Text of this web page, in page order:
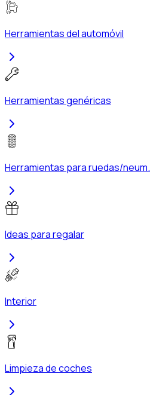
Herramientas del automóvil
Herramientas genéricas
Herramientas para ruedas/neum.
Ideas para regalar
Interior
Limpieza de coches